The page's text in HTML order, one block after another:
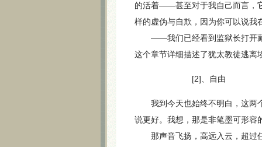
的活着——甚至对于我自己而言，
样的虚伪与自欺，因为你可以说我
——我们已经看到监狱长打开藏
这个章节详细描述了犹太教徒逃离
[2]、自由
我到今天也始终不明白，这两
说更好。我想，那是非笔墨可形容
那声音飞扬，高远入云，超过